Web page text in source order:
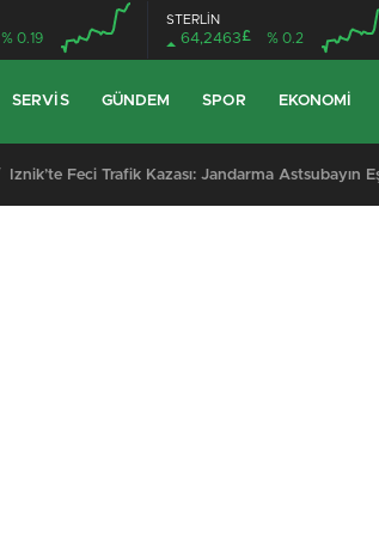
% 0.19
STERLİN
64,2463£ % 0.2
SERVIS GÜNDEM SPOR EKONOMI
İznik’te Feci Trafik Kazası: Jandarma Astsubayın